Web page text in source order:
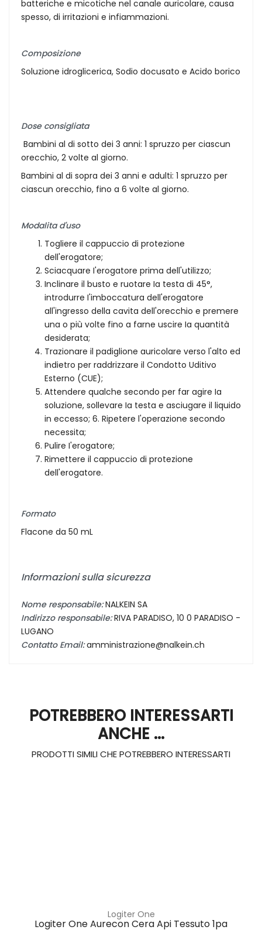
batteriche e micotiche nel canale auricolare, causa
spesso, di irritazioni e infiammazioni.
Composizione
Soluzione idroglicerica, Sodio docusato e Acido borico
Dose consigliata
Bambini al di sotto dei 3 anni: 1 spruzzo per ciascun
orecchio, 2 volte al giorno.
Bambini al di sopra dei 3 anni e adulti: 1 spruzzo per
ciascun orecchio, fino a 6 volte al giorno.
Modalita d'uso
Togliere il cappuccio di protezione
dell'erogatore;
Sciacquare I'erogatore prima dell'utilizzo;
Inclinare il busto e ruotare Ia testa di 45°,
introdurre I'imboccatura dell'erogatore
all'ingresso della cavita dell'orecchio e premere
una o più volte fino a farne uscire Ia quantità
desiderata;
Trazionare il padiglione auricolare verso l'alto ed
indietro per raddrizzare il Condotto Uditivo
Esterno (CUE);
Attendere qualche secondo per far agire Ia
soluzione, sollevare Ia testa e asciugare il liquido
in eccesso; 6. Ripetere l'operazione secondo
necessita;
Pulire I'erogatore;
Rimettere il cappuccio di protezione
dell'erogatore.
Formato
Flacone da 50 mL
Informazioni sulla sicurezza
Nome responsabile:NALKEIN SA
Indirizzo responsabile:RIVA PARADISO, 10 0 PARADISO -
LUGANO
Contatto Email:amministrazione@nalkein.ch
POTREBBERO INTERESSARTI
ANCHE ...
PRODOTTI SIMILI CHE POTREBBERO INTERESSARTI
Logiter One
Logiter One Aurecon Cera Api Tessuto 1pa